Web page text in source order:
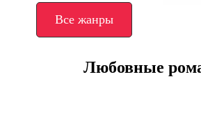
Все жанры
Любовные